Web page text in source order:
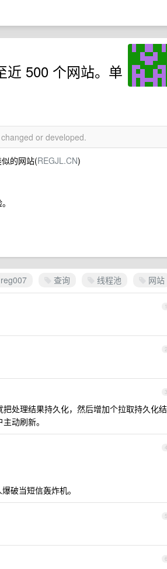
近 500 个网站。单
or developed.
的网站(REGJL.CN)
reg007 查询 线程池 网站
1
2
3
处理结果持久化，然后增加个拉取持久化结
动刷新。
4
破当短信轰炸机。
5
6